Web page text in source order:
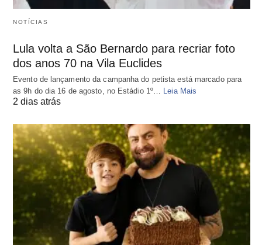
NOTÍCIAS
Lula volta a São Bernardo para recriar foto
dos anos 70 na Vila Euclides
Evento de lançamento da campanha do petista está marcado para
as 9h do dia 16 de agosto, no Estádio 1º… Leia Mais
2 dias atrás